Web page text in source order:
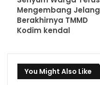
Mengembang Jelang
Berakhirnya TMMD
Kodim kendal
You Might Also Like